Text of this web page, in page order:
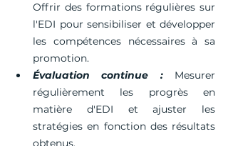
Offrir des formations régulières sur
l'EDI pour sensibiliser et développer
les compétences nécessaires à sa
promotion.
Évaluation continue : Mesurer
régulièrement les progrès en
matière d'EDI et ajuster les
stratégies en fonction des résultats
obtenus.